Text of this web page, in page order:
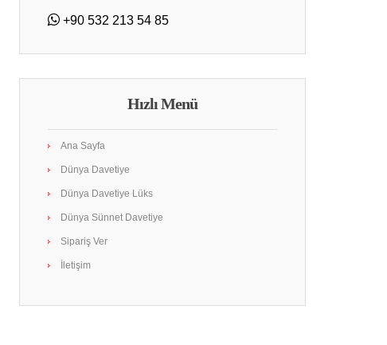
+90 532 213 54 85
Hızlı Menü
Ana Sayfa
Dünya Davetiye
Dünya Davetiye Lüks
Dünya Sünnet Davetiye
Sipariş Ver
İletişim